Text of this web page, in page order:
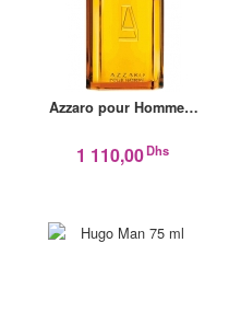
Azzaro pour Homme…
1 110,00Dhs